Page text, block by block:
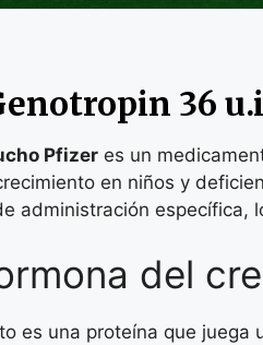
36
Pfizer es un
en niños y
administración específica,
del
es una proteína que